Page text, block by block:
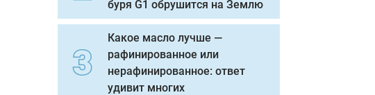
буря G1 обрушится на Землю
Какое масло лучше —
рафинированное или
нерафинированное: ответ
удивит многих